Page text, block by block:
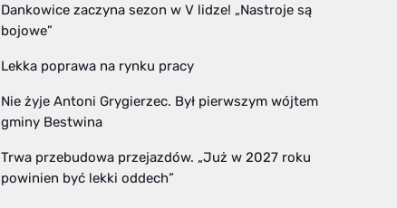
Dankowice zaczyna sezon w V lidze! „Nastroje są
bojowe”
Lekka poprawa na rynku pracy
Nie żyje Antoni Grygierzec. Był pierwszym wójtem
gminy Bestwina
Trwa przebudowa przejazdów. „Już w 2027 roku
powinien być lekki oddech”